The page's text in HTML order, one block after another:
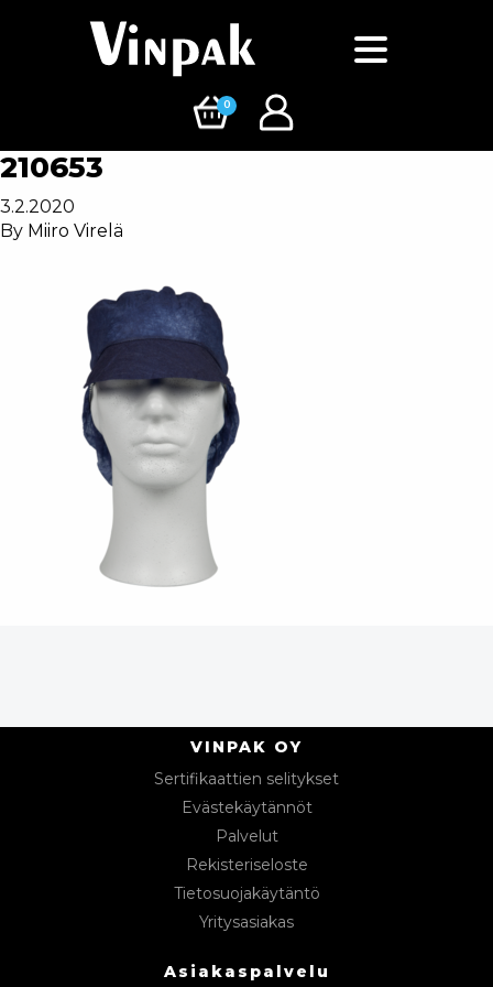
0
210653
3.2.2020
By Miiro Virelä
VINPAK OY
Sertifikaattien selitykset
Evästekäytännöt
Palvelut
Rekisteriseloste
Tietosuojakäytäntö
Yritysasiakas
Asiakaspalvelu